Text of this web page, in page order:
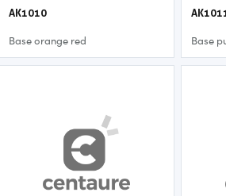
AK1010
Base orange red Base